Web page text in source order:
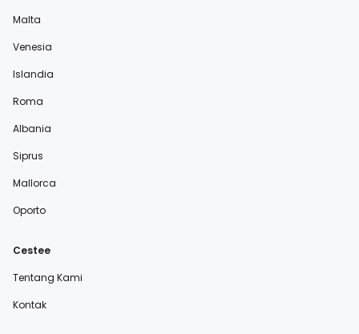
Malta
Venesia
Islandia
Roma
Albania
Siprus
Mallorca
Oporto
Cestee
Tentang Kami
Kontak